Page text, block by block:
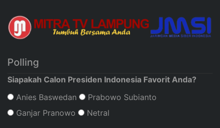
Polling
Siapakah Calon Presiden Indonesia Favorit Anda?
Anies Baswedan
Prabowo Subianto
Ganjar Pranowo
Netral